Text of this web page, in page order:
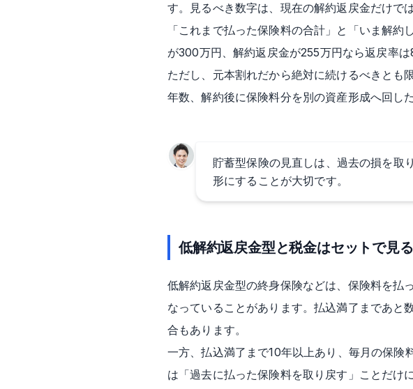
す。見るべき数字は、現在の解約返戻金だけで
「これまで払った保険料の合計」と「いま解
が300万円、解約返戻金が255万円なら返戻率
ただし、元本割れだから絶対に続けるべきとも
年数、解約後に保険料分を別の資産形成へ回し
貯蓄型保険の見直しは、過去の損を取
形にすることが大切です。
低解約返戻金型と税金はセットで見る
低解約返戻金型の終身保険などは、保険料を払
なっていることがあります。払込満了まであと
合もあります。
一方、払込満了まで10年以上あり、毎月の保険
は「過去に払った保険料を取り戻す」ことだけ